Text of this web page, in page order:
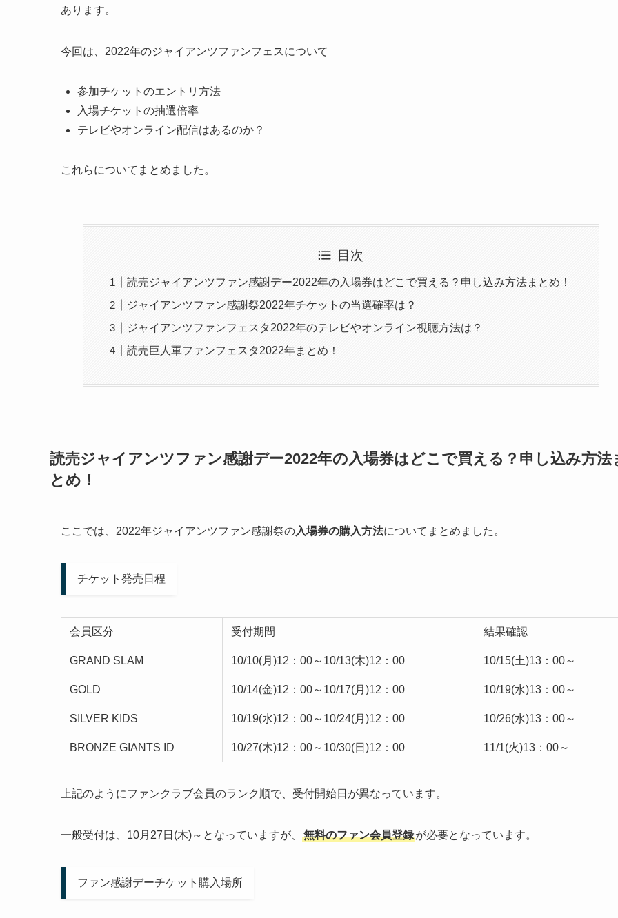
あります。
今回は、2022年のジャイアンツファンフェスについて
参加チケットのエントリ方法
入場チケットの抽選倍率
テレビやオンライン配信はあるのか？
これらについてまとめました。
目次
読売ジャイアンツファン感謝デー2022年の入場券はどこで買える？申し込み方法まとめ！
ジャイアンツファン感謝祭2022年チケットの当選確率は？
ジャイアンツファンフェスタ2022年のテレビやオンライン視聴方法は？
読売巨人軍ファンフェスタ2022年まとめ！
読売ジャイアンツファン感謝デー2022年の入場券はどこで買える？申し込み方法
とめ！
ここでは、2022年ジャイアンツファン感謝祭の入場券の購入方法についてまとめました。
チケット発売日程
会員区分 受付期間 結果確認
GRAND SLAM 10/10(月)12：00～10/13(木)12：00 10/15(土)13：00～
GOLD 10/14(金)12：00～10/17(月)12：00 10/19(水)13：00～
SILVER KIDS 10/19(水)12：00～10/24(月)12：00 10/26(水)13：00～
BRONZE GIANTS ID 10/27(木)12：00～10/30(日)12：00 11/1(火)13：00～
上記のようにファンクラブ会員のランク順で、受付開始日が異なっています。
一般受付は、10月27日(木)～となっていますが、 無料のファン会員登録が必要となっています。
ファン感謝デーチケット購入場所